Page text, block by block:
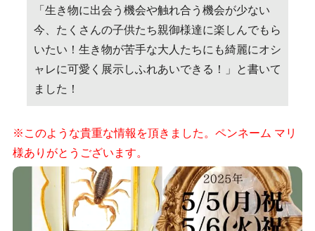
「生き物に出会う機会や触れ合う機会が少ない
今、たくさんの子供たち親御様達に楽しんでもら
いたい！生き物が苦手な大人たちにも綺麗にオシ
ャレに可愛く展示しふれあいできる！」と書いて
ました！
※このような貴重な情報を頂きました。ペンネーム マリ
様ありがとうございます。